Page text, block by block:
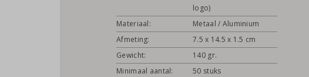
logo)
Materiaal:
Metaal / Aluminium
Afmeting:
7.5 x 14.5 x 1.5 cm
Gewicht:
140 gr.
Minimaal aantal:
50 stuks